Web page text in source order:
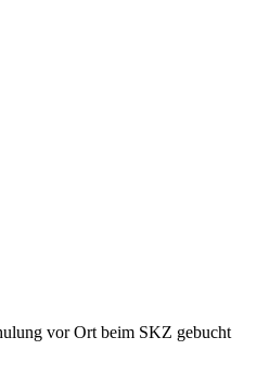
vor Ort beim SKZ gebucht